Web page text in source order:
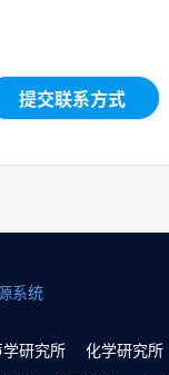
提交联系方式
系统
学研究所 化学研究所